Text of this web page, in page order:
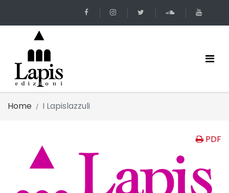
Home I Lapislazzuli
PDF